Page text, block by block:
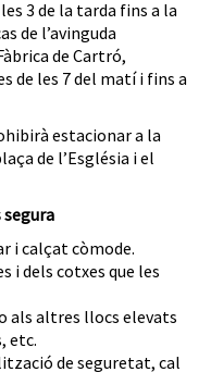
3 de la tarda fins a la
de l’avinguda
de Cartró,
de les 7 del matí i fins a
estacionar a la
de l’Església i el
segura
i calçat còmode.
i dels cotxes que les
als altres llocs elevats
etc.
de seguretat, cal